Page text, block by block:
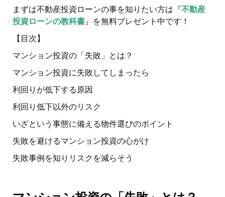
まずは不動産投資ローンの事を知りたい方は『不動産
投資ローンの教科書 』を無料プレゼント中です！
【目次】
マンション投資の「失敗」とは？
マンション投資に失敗してしまったら
利回りが低下する原因
利回り低下以外のリスク
いざという事態に備える物件選びのポイント
失敗を避けるマンション投資の心がけ
失敗事例を知りリスクを減らそう